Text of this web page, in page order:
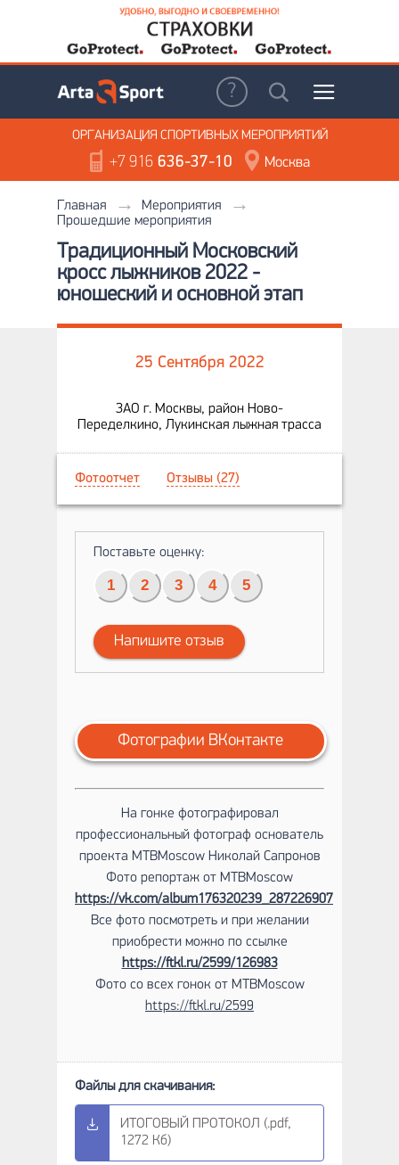
ОРГАНИЗАЦИЯ СПОРТИВНЫХ МЕРОПРИЯТИЙ
+7 916636-37-10 Москва
Главная
Мероприятия
Прошедшие мероприятия
Традиционный Московский
кросс лыжников 2022 -
юношеский и основной этап
25 Сентября 2022
ЗАО г. Москвы, район Ново-
Переделкино, Лукинская лыжная трасса
Фотоотчет Отзывы (27)
Поставьте оценку:
1 2 3 4 5
Напишите отзыв
Фотографии ВКонтакте
На гонке фотографировал
профессиональный фотограф основатель
проекта MTBMoscow Николай Сапронов
Фото репортаж от MTBMoscow
https://vk.com/album176320239_287226907
Все фото посмотреть и при желании
приобрести можно по ссылке
https://ftkl.ru/2599/126983
Фото со всех гонок от MTBMoscow
https://ftkl.ru/2599
ИТОГОВЫЙ ПРОТОКОЛ (.pdf,
1272 Кб)